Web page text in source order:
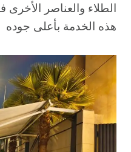
الطلاء والعناصر
هذه الخدمة بأعلى جوده